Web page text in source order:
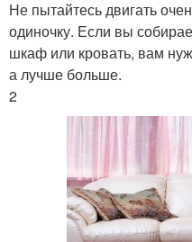
Не пытайтесь двигать
одиночку. Если вы
шкаф или кровать, вам
а лучше больше.
2